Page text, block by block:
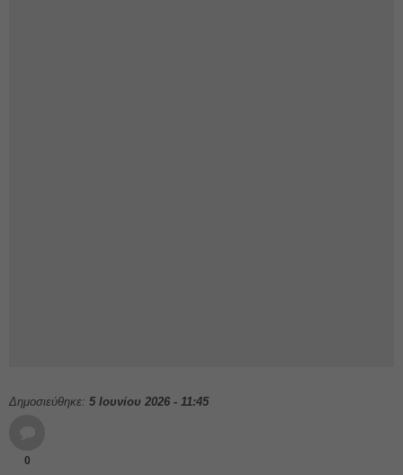
Δημοσιεύθηκε: 5 Ιουνίου 2026 - 11:45
0